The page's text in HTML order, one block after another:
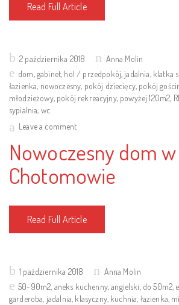
Read Full Article
Posted
on
2 października 2018
Anna Molin
dom,gabinet, hol / przedpokój, jadalnia, klatka
łazienka, nowoczesny, pokój dziecięcy, pokój
młodzieżowy, pokój rekreacyjny, powyżej 120m2,
sypialnia, wc
Leave a comment
Nowoczesny dom w
Chotomowie
Read Full Article
Posted
on
1 października 2018
Anna Molin
50-90m2, aneks kuchenny,angielski, do 50m2,
garderoba, jadalnia, klasyczny, kuchnia, łazienka,